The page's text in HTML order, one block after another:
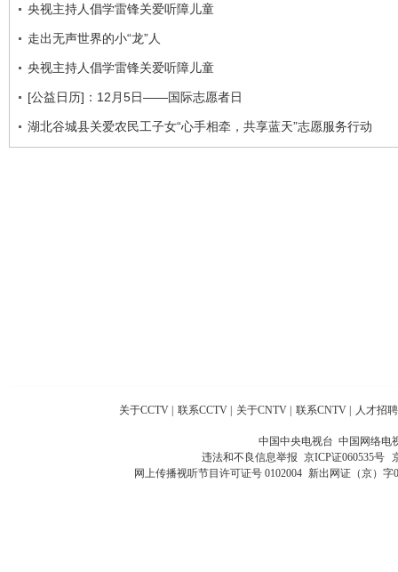
央视主持人倡学雷锋关爱听障儿童
走出无声世界的小“龙”人
央视主持人倡学雷锋关爱听障儿童
[公益日历]：12月5日——国际志愿者日
湖北谷城县关爱农民工子女“心手相牵，共享蓝天”志愿服务行动
关于CCTV 联系CCTV 关于CNTV 联系CNTV 人才招聘
中国中央电视台 中国网络电
违法和不良信息举报 京ICP证060535号
网上传播视听节目许可证号 0102004 新出网证（京）